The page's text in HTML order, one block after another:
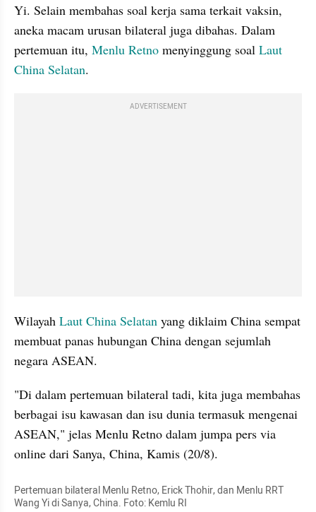
Yi. Selain membahas soal kerja sama terkait vaksin,
aneka macam urusan bilateral juga dibahas. Dalam
pertemuan itu, Menlu Retno menyinggung soal Laut
China Selatan.
ADVERTISEMENT
Wilayah Laut China Selatan yang diklaim China sempat
membuat panas hubungan China dengan sejumlah
negara ASEAN.
"Di dalam pertemuan bilateral tadi, kita juga membahas
berbagai isu kawasan dan isu dunia termasuk mengenai
ASEAN," jelas Menlu Retno dalam jumpa pers via
online dari Sanya, China, Kamis (20/8).
Pertemuan bilateral Menlu Retno, Erick Thohir, dan Menlu RRT
Wang Yi di Sanya, China. Foto: Kemlu RI